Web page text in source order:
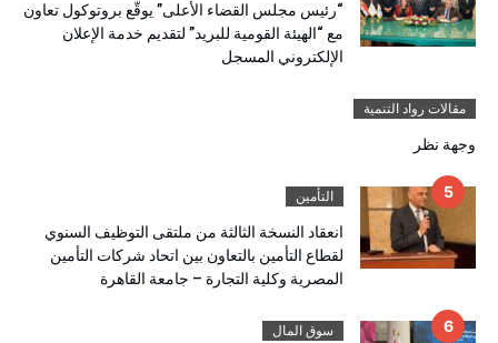
“رئيس مجلس القضاء الأعلى” يوقّع بروتوكول تعاون
مع “الهيئة القومية للبريد” لتقديم خدمة الإعلان
الإلكتروني المسجل
مقالات رواد التنمية
وجهة نظر
التأمين
انعقاد النسخة الثالثة من ملتقى التوظيف السنوي
لقطاع التأمين بالتعاون بين اتحاد شركات التأمين
المصرية وكلية التجارة – جامعة القاهرة
سوق المال